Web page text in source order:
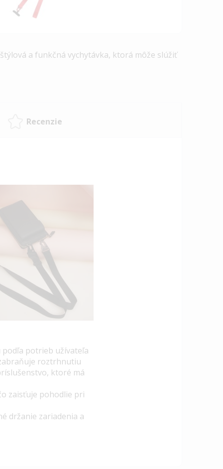
a funkčná vychytávka, ktorá môže slúžiť
Recenzie
potrieb užívateľa
roztrhnutiu
ktoré má
zaisťuje pohodlie pri
držanie zariadenia a